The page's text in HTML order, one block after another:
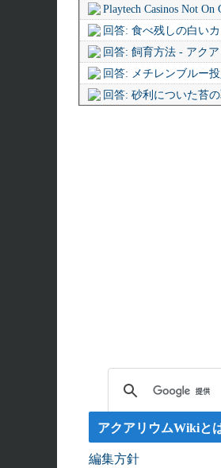
Playtech Casinos Not
回答: 食べ残しの白い
回答: 飼育方法 - アク
回答: メチレンブルー
回答: 砂利についた苔
アクアリウムWikiと
編集方針